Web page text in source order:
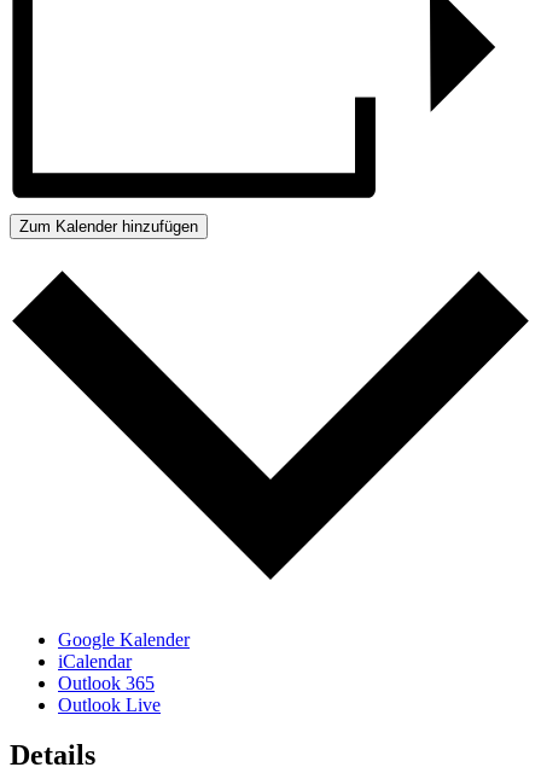
Zum Kalender hinzufügen
Google Kalender
iCalendar
Outlook 365
Outlook Live
Details